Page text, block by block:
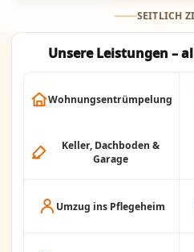
SEITLICH
Unsere Leistungen –
Wohnungsentrümpelung
Keller, Dachboden &
Garage
Umzug ins Pflegeheim